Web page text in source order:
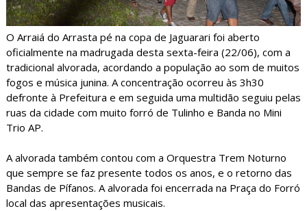
O Arraiá do Arrasta pé na copa de Jaguarari foi aberto
oficialmente na madrugada desta sexta-feira (22/06), com a
tradicional alvorada, acordando a população ao som de muitos
fogos e música junina. A concentração ocorreu às 3h30
defronte à Prefeitura e em seguida uma multidão seguiu pelas
ruas da cidade com muito forró de Tulinho e Banda no Mini
Trio AP.
A alvorada também contou com a Orquestra Trem Noturno
que sempre se faz presente todos os anos, e o retorno das
Bandas de Pífanos. A alvorada foi encerrada na Praça do Forró
local das apresentações musicais.